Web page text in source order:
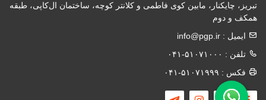
تبریز، چایکنار، مابین کوی فاطمی و کلانتر کوچه، ساختمان ال‌کاپی، طبقه
همکف و دوم
ایمیل : info@pgp.ir
تلفن : ۰۴۱-۵۱۰۷۱۰۰۰
فکس : ۰۴۱-۵۱۰۷۱۹۹۹